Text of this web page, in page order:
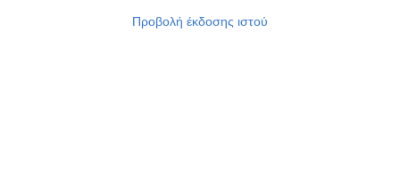
Προβολή έκδοσης ιστού